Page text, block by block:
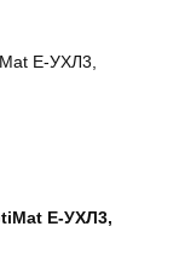
E-УХЛ3,